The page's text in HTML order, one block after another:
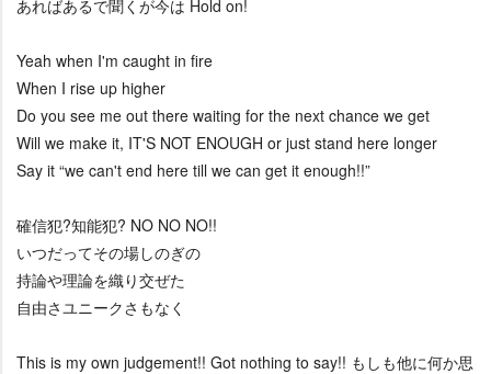
あればあるで聞くが今は Hold on!
Yeah when I'm caught in fire
When I rise up higher
Do you see me out there waiting for the next chance we get
Will we make it, IT'S NOT ENOUGH or just stand here longer
Say it “we can't end here till we can get it enough!!”
確信犯?知能犯? NO NO NO!!
いつだってその場しのぎの
持論や理論を織り交ぜた
自由さユニークさもなく
This is my own judgement!! Got nothing to say!! もしも他に何か思